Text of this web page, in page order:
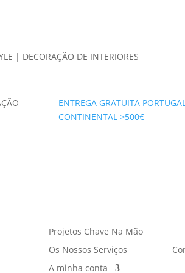
| DECORAÇÃO DE INTERIORES
ENTREGA GRATUITA
CONTINENTAL >500€
Projetos Chave Na Mão
Os Nossos Serviços
A minha conta